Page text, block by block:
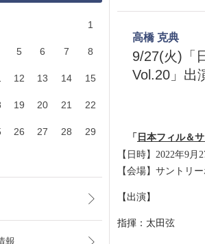
高橋 克典
9/27(火)「
Vol.20」出
「 日本フィル＆
【日時】2022年9月
【会場】サントリ
【出演】
指揮：太田弦
1
5 6 7 8
12 13 14 15
19 20 21 22
26 27 28 29
報